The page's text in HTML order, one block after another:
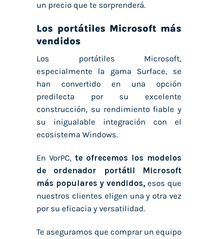
un precio que te sorprenderá.
Los portátiles Microsoft más
vendidos
Los portátiles Microsoft,
especialmente la gama Surface, se
han convertido en una opción
predilecta por su excelente
construcción, su rendimiento fiable y
su inigualable integración con el
ecosistema Windows.
En VorPC, te ofrecemos los modelos
de
ordenador portátil Microsoft
más populares y vendidos,esos que
nuestros clientes eligen una y otra vez
por su eficacia y versatilidad.
Te aseguramos que comprar un equipo